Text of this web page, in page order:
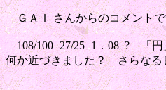
ＧＡＩ さんからのコメントで
108/100=27/25=1．08 ? 「
何か近づきました？ さらなる